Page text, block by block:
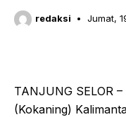
redaksi Jumat,
TANJUNG SELOR
(Kokaning)